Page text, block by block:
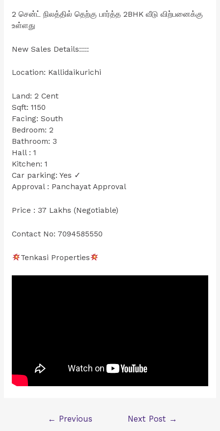
2 சென்ட் நிலத்தில் தெற்கு பார்த்த 2BHK வீடு விற்பனைக்கு
உள்ளது
New Sales Details:::::
Location: Kallidaikurichi
Land: 2 Cent
Sqft: 1150
Facing: South
Bedroom: 2
Bathroom: 3
Hall : 1
Kitchen: 1
Car parking: Yes ✓
Approval : Panchayat Approval
Price : 37 Lakhs (Negotiable)
Contact No: 7094585550
Tenkasi Properties
← Previous
Next Post →